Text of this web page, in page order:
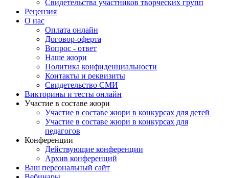
Свидетельства участников творческих групп
Рецензия
О нас
Оплата онлайн
Договор-оферта
Вопрос - ответ
Наше жюри
Политика конфиденциальности
Контакты и реквизиты
Свидетельство СМИ
Викторины и тесты онлайн
Участие в составе жюри
Участие в составе жюри в конкурсах для детей
Участие в составе жюри в конкурсах для
педагогов
Конференции
Действующие конференции
Архив конференций
Ваш персональный сайт